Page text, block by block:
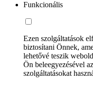
Funkcionális
Ezen szolgáltatások
biztosítani Önnek,
lehetővé teszik
Ön beleegyezésével
szolgáltatásokat